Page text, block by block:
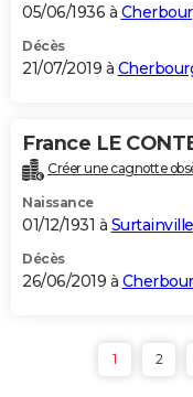
05/06/1936 à
Décès
21/07/2019 à
France LE
Créer une cagnotte
Naissance
01/12/1931 à Surtainville
Décès
26/06/2019 à
1 2